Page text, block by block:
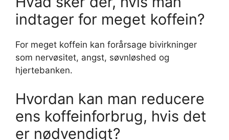
indtager for meget koffein?
For meget koffein kan forårsage bivirkninger
som nervøsitet, angst, søvnløshed og
hjertebanken.
Hvordan kan man reducere
ens koffeinforbrug, hvis det
er nødvendigt?